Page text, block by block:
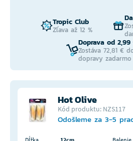
Tropic Club
Zľava až 12 %
Doprava od 2,99
Zostáva 72,81 €
dopravy zadarmo
Hot Olive
Kód produktu: NZS117
Odošleme za 3-5